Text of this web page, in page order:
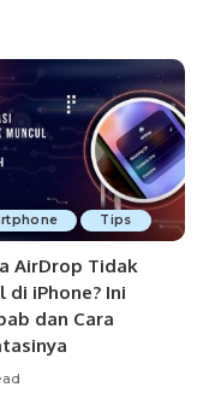
Tips
AirDrop Tidak
di iPhone? Ini
dan Cara